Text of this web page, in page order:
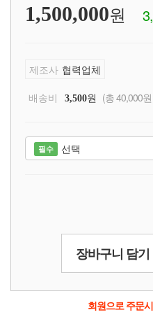
1,500,000원
제조사 협력업체
배송비
3,500원 (총 40,000
필수 선택
장바구니 담기
회원으로 주문